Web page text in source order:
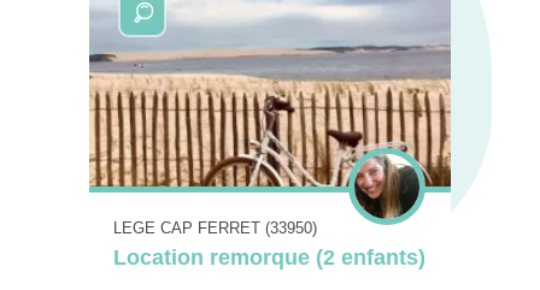
LEGE CAP FERRET (33950)
Location remorque (2 enfants)